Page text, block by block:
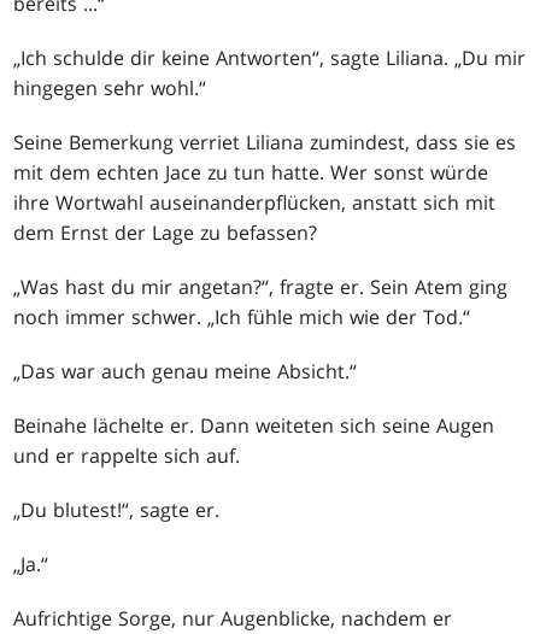
„Ich schulde dir keine Antworten“, sagte Liliana. „Du mir
hingegen sehr wohl.“
Seine Bemerkung verriet Liliana zumindest, dass sie es
mit dem echten Jace zu tun hatte. Wer sonst würde
ihre Wortwahl auseinanderpflücken, anstatt sich mit
dem Ernst der Lage zu befassen?
„Was hast du mir angetan?“, fragte er. Sein Atem ging
noch immer schwer. „Ich fühle mich wie der Tod.“
„Das war auch genau meine Absicht.“
Beinahe lächelte er. Dann weiteten sich seine Augen
und er rappelte sich auf.
„Du blutest!“, sagte er.
„Ja.“
Aufrichtige Sorge, nur Augenblicke, nachdem er